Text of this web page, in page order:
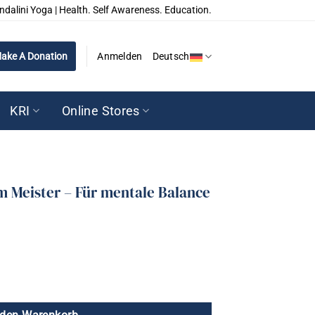
Yoga | Health. Self Awareness. Education.
A Donation Anmelden Deutsch
KRI Online Stores
Meister – Für mentale Balance
mentale Balance Menge